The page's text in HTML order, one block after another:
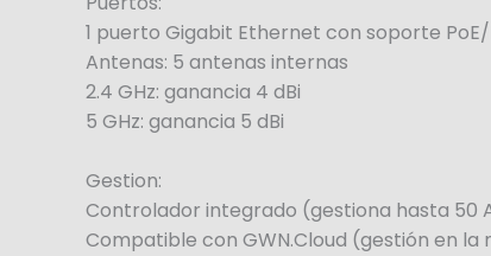
1 puerto Gigabit Ethernet con soporte PoE/
Antenas: 5 antenas internas
2.4 GHz: ganancia 4 dBi
5 GHz: ganancia 5 dBi
Gestion:
Controlador integrado (gestiona hasta 50
Compatible con GWN.Cloud (gestión en